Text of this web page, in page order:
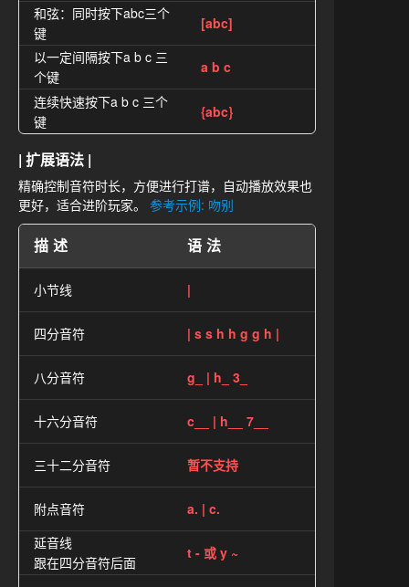
和弦：同时按下abc三个
键
[abc]
以一定间隔按下a b c 三
个键
a b c
连续快速按下a b c 三个
键
{abc}
| 扩展语法 |
精确控制音符时长，方便进行打谱，自动播放效果也
更好，适合进阶玩家。参考示例: 吻别
描述 语法
小节线 |
四分音符 | s s h h g g h |
八分音符 g_ | h_ 3_
十六分音符 c__ | h__ 7__
三十二分音符 暂不支持
附点音符
a. | c.
延音线
跟在四分音符后面
t - 或 y ~